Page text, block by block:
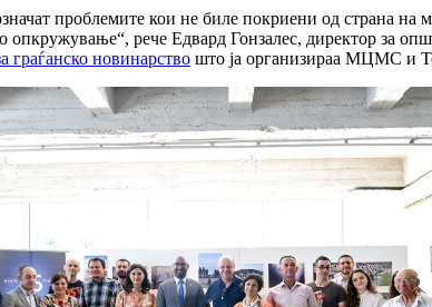
проблемите кои не биле покриени од страна
рече Едвард Гонзалес, директор за
граѓанско новинарство што ја организираа МЦМС и